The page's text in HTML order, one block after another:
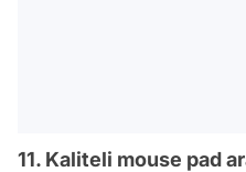
11. Kaliteli mouse pad